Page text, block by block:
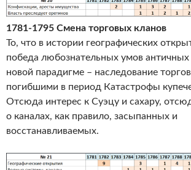
1781-1795 Смена торговых кланов
То, что в истории географических
победа любознательных умов античных
новой парадигме – наследование
погибшими в период Катастрофы
Отсюда интерес к Суэцу и сахару,
о каналах, как правило, засыпанных и
восстанавливаемых.